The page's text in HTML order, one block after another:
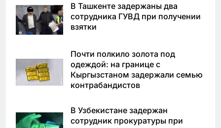
В Ташкенте задержаны два
сотрудника ГУВД при получении
взятки
Почти полкило золота под
одеждой: на границе с
Кыргызстаном задержали семью
контрабандистов
В Узбекистане задержан
сотрудник прокуратуры при